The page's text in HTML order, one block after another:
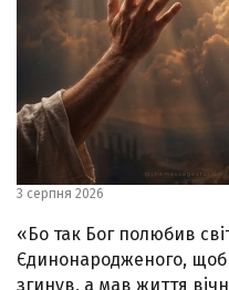
3 серпня 2026
«Бо так Бог полюбив
Єдинонародженого,
згинув, а мав життя